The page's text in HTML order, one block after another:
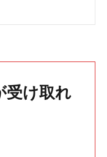
受け取れ